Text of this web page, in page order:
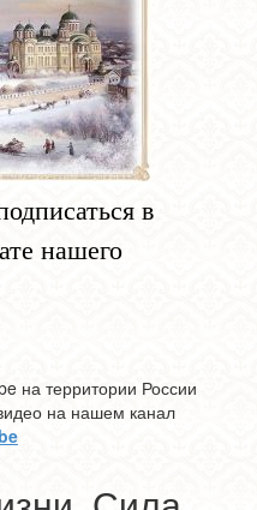
в
нашего
на территории России
на нашем канал